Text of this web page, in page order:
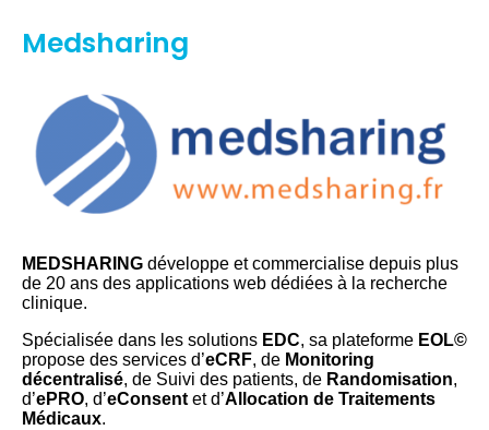
Medsharing
MEDSHARING développe et commercialise depuis plus
de 20 ans des applications web dédiées à la recherche
clinique.
Spécialisée dans les solutions EDC, sa plateforme EOL©
propose des services d’eCRF, de Monitoring
décentralisé, de Suivi des patients, de Randomisation,
d’ePRO, d’eConsent et d’Allocation de Traitements
Médicaux.